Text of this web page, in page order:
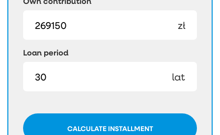
zł
Loan period
lat
CALCULATE INSTALLMENT